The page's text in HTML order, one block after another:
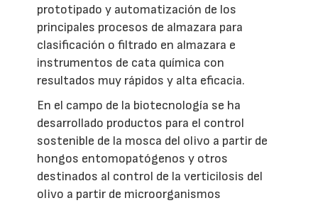
prototipado y automatización de los
principales procesos de almazara para
clasificación o filtrado en almazara e
instrumentos de cata química con
resultados muy rápidos y alta eficacia.
En el campo de la biotecnología se ha
desarrollado productos para el control
sostenible de la mosca del olivo a partir de
hongos entomopatógenos y otros
destinados al control de la verticilosis del
olivo a partir de microorganismos